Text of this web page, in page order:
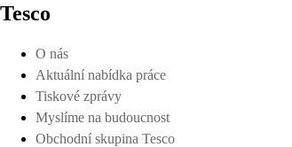
Tesco
O nás
Aktuální nabídka práce
Tiskové zprávy
Myslíme na budoucnost
Obchodní skupina Tesco